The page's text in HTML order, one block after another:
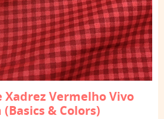
Xadrez Vermelho Vivo
& Colors)